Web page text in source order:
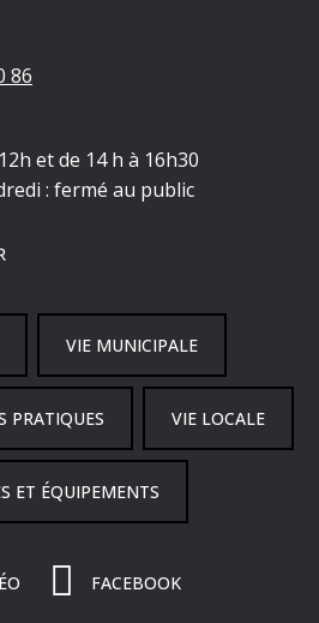
86
et de 14 h à 16h30
: fermé au public
VIE MUNICIPALE
PRATIQUES VIE LOCALE
ET ÉQUIPEMENTS
FACEBOOK